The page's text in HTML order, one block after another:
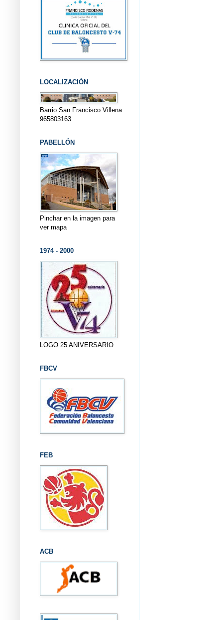
LOCALIZACIÓN
Barrio San Francisco Villena
965803163
PABELLÓN
Pinchar en la imagen para
ver mapa
1974 - 2000
LOGO 25 ANIVERSARIO
FBCV
FEB
ACB